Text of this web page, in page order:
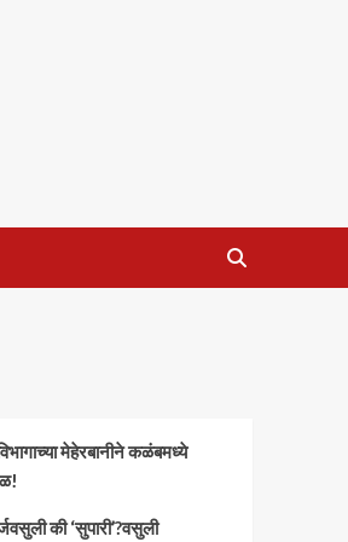
मेहेरबानीने कळंबमध्ये
की ‘सुपारी’?वसुली